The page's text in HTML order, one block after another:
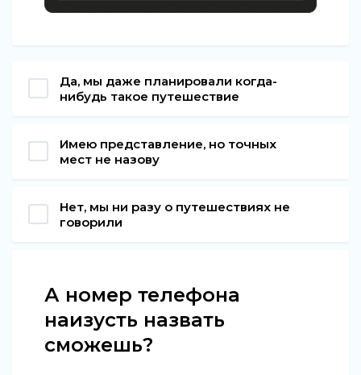
Да, мы даже планировали когда-
нибудь такое путешествие
Имею представление, но точных
мест не назову
Нет, мы ни разу о путешествиях не
говорили
А номер телефона
наизусть назвать
сможешь?